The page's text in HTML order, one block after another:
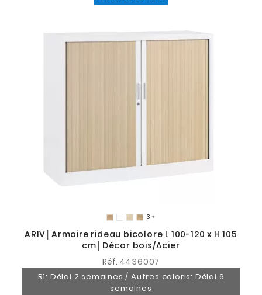
3 
ARIV│Armoire rideau bicolore L 100-120 x H 105
cm│Décor bois/Acier
Réf. 4436007
R1: Délai 2 semaines / Autres coloris: Délai 6
semaines